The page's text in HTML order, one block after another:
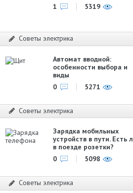
1
5319
Советы электрика
Автомат вводной:
особенности выбора и
виды
0
5271
Советы электрика
Зарядка мобильных
устройств в пути. Есть
в поезде розетки?
0
5098
Советы электрика